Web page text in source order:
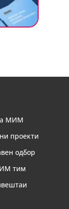
МИМ
проекти
одбор
тим